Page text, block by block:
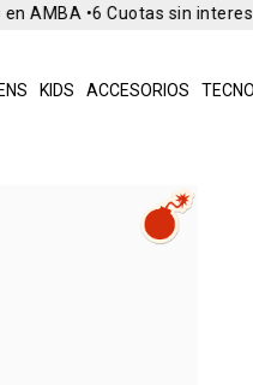
KIDS ACCESORIOS
AMBA •6 Cuotas sin interes